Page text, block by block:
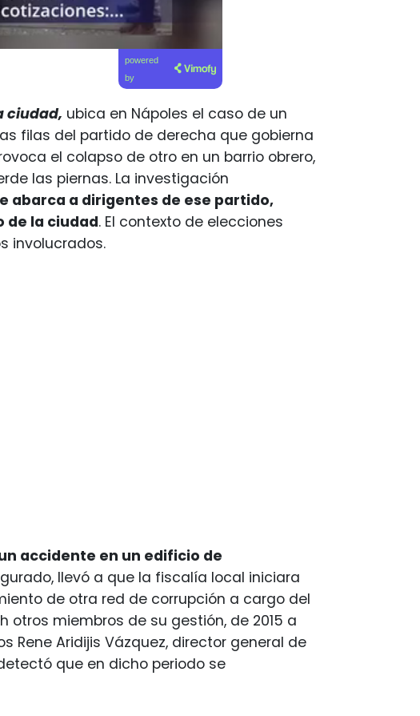
powered
by
ciudad, ubica en Nápoles el caso de un
filas del partido de derecha que gobierna
el colapso de otro en un barrio obrero,
las piernas. La investigación
abarca a dirigentes de ese partido,
de la ciudad. El contexto de elecciones
involucrados.
accidente en un edificio de
llevó a que la fiscalía local iniciara
de otra red de corrupción a cargo del
otros miembros de su gestión, de 2015 a
Rene Aridijis Vázquez, director general de
que en dicho periodo se